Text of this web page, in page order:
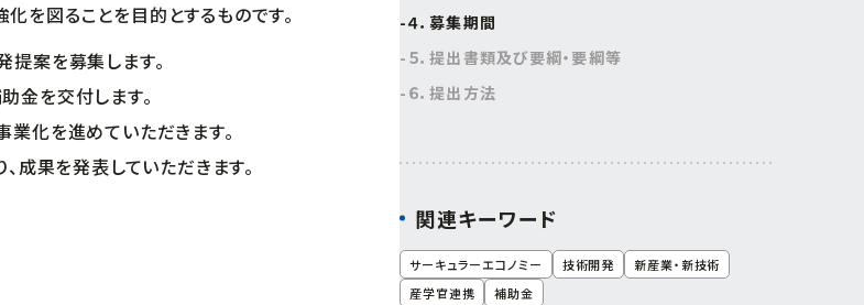
４．募集期間
５．提出書類及び要綱・要綱等
６．提出方法
関連キーワード
サーキュラーエコノミー 技術開発
新産業・新技術
産学官連携
補助金
を図ることを目的とするものです。
提案を募集します。
金を交付します。
業化を進めていただきます。
成果を発表していただきます。